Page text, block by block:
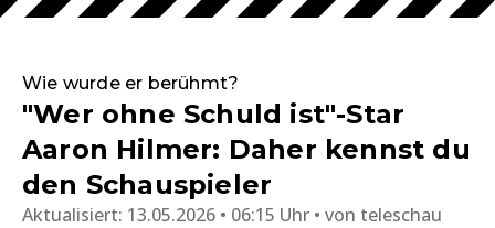
Wie wurde er berühmt?
"Wer ohne Schuld ist"-Star
Aaron Hilmer: Daher kennst du
den Schauspieler
Aktualisiert: 13.05.2026 • 06:15 Uhr von teleschau